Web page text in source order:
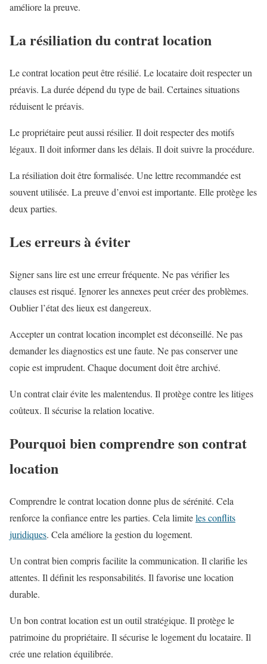
améliore la preuve.
La résiliation du contrat location
Le contrat location peut être résilié. Le locataire doit respecter un
préavis. La durée dépend du type de bail. Certaines situations
réduisent le préavis.
Le propriétaire peut aussi résilier. Il doit respecter des motifs
légaux. Il doit informer dans les délais. Il doit suivre la procédure.
La résiliation doit être formalisée. Une lettre recommandée est
souvent utilisée. La preuve d’envoi est importante. Elle protège les
deux parties.
Les erreurs à éviter
Signer sans lire est une erreur fréquente. Ne pas vérifier les
clauses est risqué. Ignorer les annexes peut créer des problèmes.
Oublier l’état des lieux est dangereux.
Accepter un contrat location incomplet est déconseillé. Ne pas
demander les diagnostics est une faute. Ne pas conserver une
copie est imprudent. Chaque document doit être archivé.
Un contrat clair évite les malentendus. Il protège contre les litiges
coûteux. Il sécurise la relation locative.
Pourquoi bien comprendre son contrat
location
Comprendre le contrat location donne plus de sérénité. Cela
renforce la confiance entre les parties. Cela limiteles conflits
juridiques. Cela améliore la gestion du logement.
Un contrat bien compris facilite la communication. Il clarifie les
attentes. Il définit les responsabilités. Il favorise une location
durable.
Un bon contrat location est un outil stratégique. Il protège le
patrimoine du propriétaire. Il sécurise le logement du locataire. Il
crée une relation équilibrée.